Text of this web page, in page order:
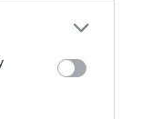
σιγά